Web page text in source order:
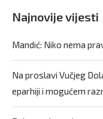
Najnovije vijesti
Mandić: Niko nema
Na proslavi Vučjeg
eparhiji i mogućem